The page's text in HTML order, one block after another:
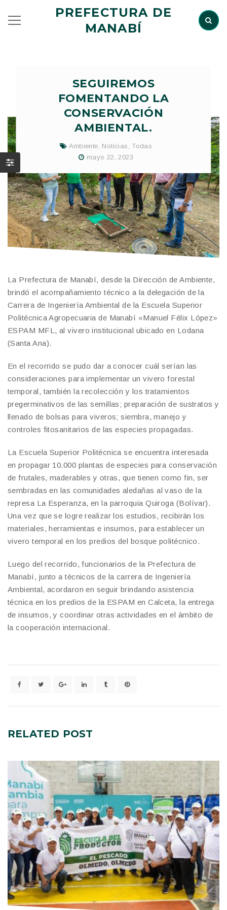
PREFECTURA DE
MANABÍ
SEGUIREMOS
FOMENTANDO LA
CONSERVACIÓN
AMBIENTAL.
Ambiente Noticias
Todas
mayo 22, 2023
La Prefectura de Manabí, desde la Dirección de Ambiente,
brindó el acompañamiento técnico a la delegación de la
Carrera de Ingeniería Ambiental de la Escuela Superior
Politécnica Agropecuaria de Manabí «Manuel Félix López»
ESPAM MFL, al vivero institucional ubicado en Lodana
(Santa Ana).
En el recorrido se pudo dar a conocer cuál serían las
consideraciones para implementar un vivero forestal
temporal, también la recolección y los tratamientos
pregerminativos de las semillas; preparación de sustratos y
llenado de bolsas para viveros; siembra, manejo y
controles fitosanitarios de las especies propagadas.
La Escuela Superior Politécnica se encuentra interesada
en propagar 10.000 plantas de especies para conservación
de frutales, maderables y otras, que tienen como fin, ser
sembradas en las comunidades aledañas al vaso de la
represa La Esperanza, en la parroquia Quiroga (Bolívar).
Una vez que se logre realizar los estudios, recibirán los
materiales, herramientas e insumos, para establecer un
vivero temporal en los predios del bosque politécnico.
Luego del recorrido, funcionarios de la Prefectura de
Manabí, junto a técnicos de la carrera de Ingeniería
Ambiental, acordaron en seguir brindando asistencia
técnica en los predios de la ESPAM en Calceta, la entrega
de insumos, y coordinar otras actividades en el ámbito de
la cooperación internacional.
RELATED POST